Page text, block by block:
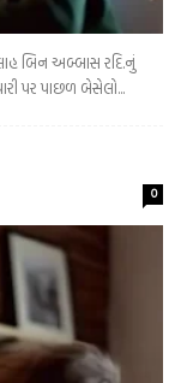
બિન અબ્બાસ રદિ.નું
પર પાછળ બેસેલો...
0